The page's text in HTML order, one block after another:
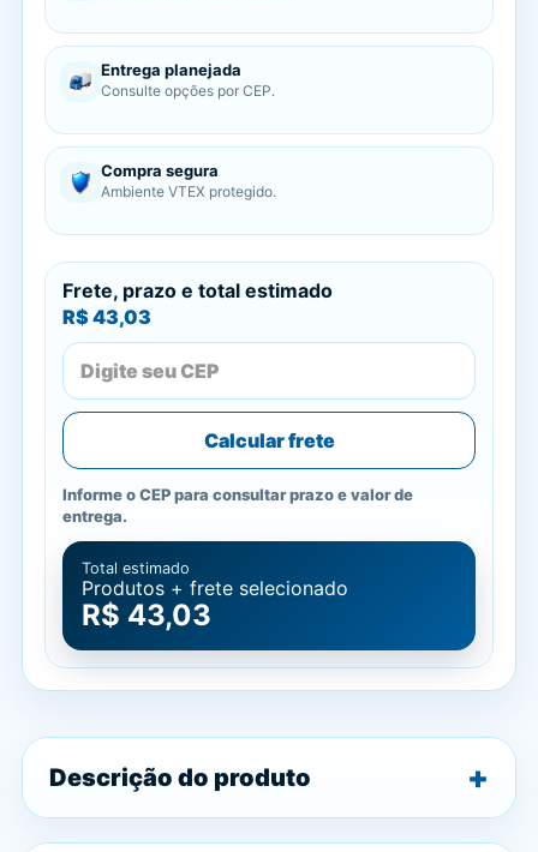
Entrega planejada
Consulte opções por CEP.
Compra segura
Ambiente VTEX protegido.
Frete, prazo e total estimado
R$ 43,03
Calcular frete
Informe o CEP para consultar prazo e valor de
entrega.
Total estimado
Produtos + frete selecionado
R$ 43,03
Descrição do produto